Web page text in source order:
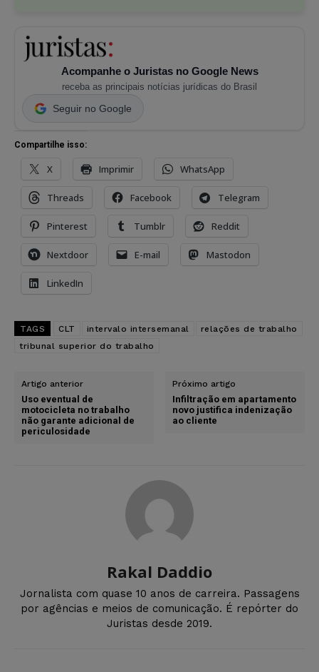
Acompanhe o Juristas no Google News
receba as principais notícias jurídicas do Brasil
Seguir no Google
Compartilhe isso:
X Imprimir WhatsApp
Threads Facebook Telegram
Pinterest Tumblr Reddit
Nextdoor E-mail Mastodon
LinkedIn
TAGS CLT intervalo intersemanal
relações de trabalho
tribunal superior do trabalho
Artigo anterior
Uso eventual de
motocicleta no trabalho
não garante adicional de
periculosidade
Próximo artigo
Infiltração em apartamento
novo justifica indenização
ao cliente
Rakal Daddio
Jornalista com quase 10 anos de carreira. Passagens
por agências e meios de comunicação. É repórter do
Juristas desde 2019.